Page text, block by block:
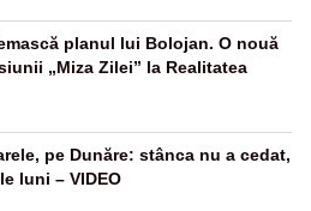
planul lui Bolojan. O nouă
„Miza Zilei” la Realitatea
pe Dunăre: stânca nu a cedat,
luni – VIDEO